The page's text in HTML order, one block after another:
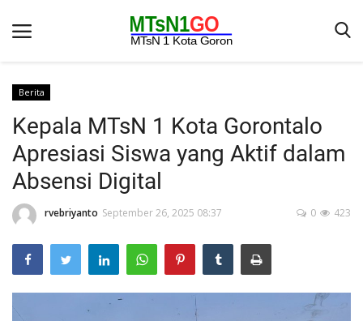
Beranda
Berita
Kontak
Galeri
OPINI
Syarat dan Ketentuan
Berita
Kepala MTsN 1 Kota Gorontalo
Apresiasi Siswa yang Aktif dalam
Absensi Digital
rvebriyanto September 26, 2025 08:37 423
0